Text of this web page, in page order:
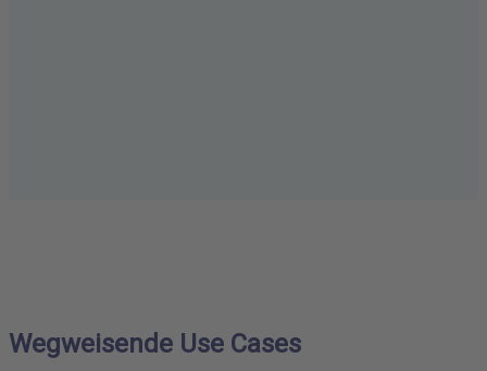
Wegweisende Use Cases